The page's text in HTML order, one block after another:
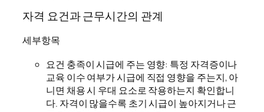
자격 요건과 근무시간의 관계
세부항목
요건 충족이 시급에 주는 영향: 특정 자격증이나
교육 이수 여부가 시급에 직접 영향을 주는지, 아
니면 채용 시 우대 요소로 작용하는지 확인합니
다. 자격이 많을수록 초기 시급이 높아지거나 근